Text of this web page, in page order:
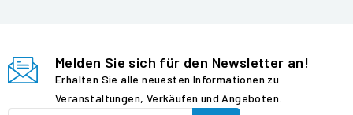
Melden Sie sich für den Newsletter an!
Erhalten Sie alle neuesten Informationen zu
Veranstaltungen, Verkäufen und Angeboten.